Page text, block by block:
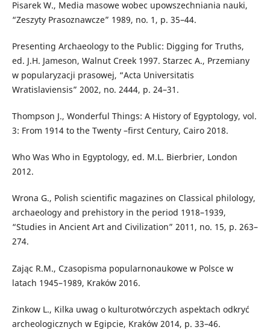
Pisarek W., Media masowe wobec upowszechniania nauki,
“Zeszyty Prasoznawcze” 1989, no. 1, p. 35–44.
Presenting Archaeology to the Public: Digging for Truths,
ed. J.H. Jameson, Walnut Creek 1997. Starzec A., Przemiany
w popularyzacji prasowej, “Acta Universitatis
Wratislaviensis” 2002, no. 2444, p. 24–31.
Thompson J., Wonderful Things: A History of Egyptology, vol.
3: From 1914 to the Twenty –first Century, Cairo 2018.
Who Was Who in Egyptology, ed. M.L. Bierbrier, London
2012.
Wrona G., Polish scientific magazines on Classical philology,
archaeology and prehistory in the period 1918–1939,
“Studies in Ancient Art and Civilization” 2011, no. 15, p. 263–
274.
Zając R.M., Czasopisma popularnonaukowe w Polsce w
latach 1945–1989, Kraków 2016.
Zinkow L., Kilka uwag o kulturotwórczych aspektach odkryć
archeologicznych w Egipcie, Kraków 2014, p. 33–46.